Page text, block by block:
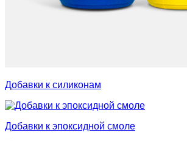
Добавки к силиконам
Добавки к эпоксидной смоле